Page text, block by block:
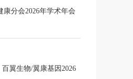
分会2026年学术年会
翼生物/翼康基因2026